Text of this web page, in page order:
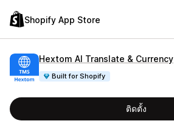
Shopify App Store
Hextom AI Translate & Currency
Built for Shopify
ติดตั้ง